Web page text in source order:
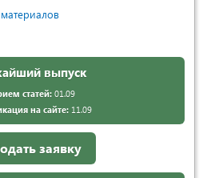
выпуск
статей:01.09
на сайте:11.09
заявку